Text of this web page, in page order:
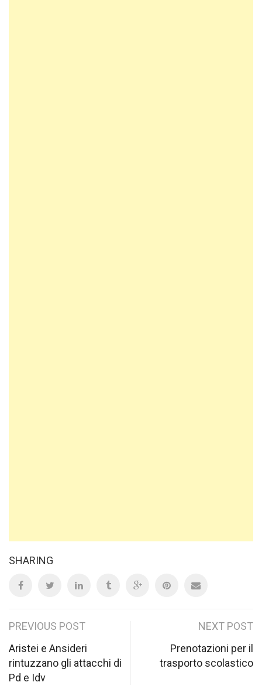
SHARING
Post
navigation
PREVIOUS POST
Aristei e Ansideri
rintuzzano gli attacchi di
Pd e Idv
NEXT POST
Prenotazioni per il
trasporto scolastico